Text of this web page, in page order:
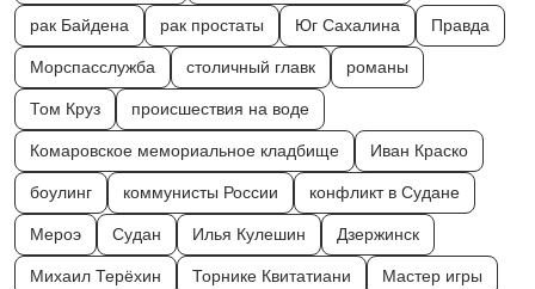
рак Байдена рак простаты Юг Сахалина Правда
Морспасслужба столичный главк романы
Том Круз происшествия на воде
Комаровское мемориальное кладбище Иван Краско
боулинг коммунисты России конфликт в Судане
Мероэ Судан Илья Кулешин Дзержинск
Михаил Терёхин Торнике Квитатиани Мастер игры